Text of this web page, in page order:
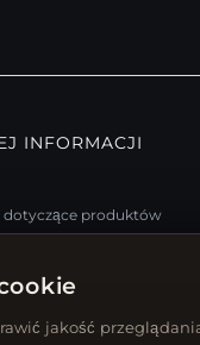
jakość
INFORMACJI
dotyczące produktów
podarunkowa
rabatowe